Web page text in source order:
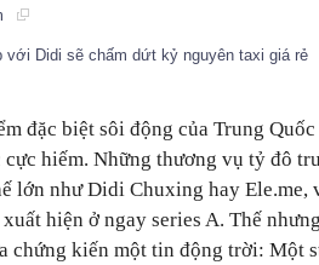
với Didi sẽ chấm dứt kỷ nguyên taxi giá rẻ
đặc biệt sôi động của Trung
hiếm. Những thương vụ tỷ đô
lớn như Didi Chuxing hay Ele.me,
hiện ở ngay series A. Thế
chứng kiến một tin động trời: Một